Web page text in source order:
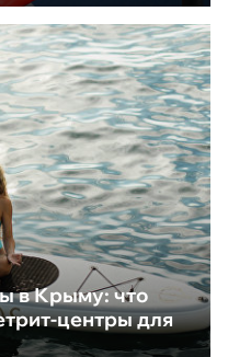
в Крыму: что
центры для